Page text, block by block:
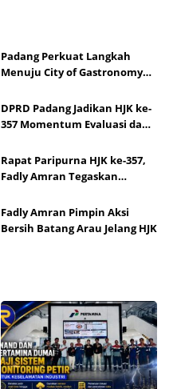
Padang Perkuat Langkah
Menuju City of Gastronomy
DPRD Padang Jadikan HJK ke-
357 Momentum Evaluasi dan
Rapat Paripurna HJK ke-357,
Fadly Amran Tegaskan
Arah Baru Kota Padang
Fadly Amran Pimpin Aksi
Bersih Batang Arau Jelang HJK